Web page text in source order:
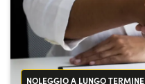
NOLEGGIO A LUNGO TERMINE